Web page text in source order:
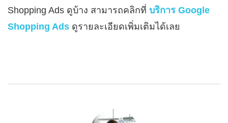
Shopping Ads ดูบ้าง สามารถคลิกที่ บริการ Google
Shopping Ads ดูรายละเอียดเพิ่มเติมได้เลย